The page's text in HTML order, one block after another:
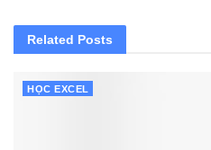
Related Posts
HỌC EXCEL